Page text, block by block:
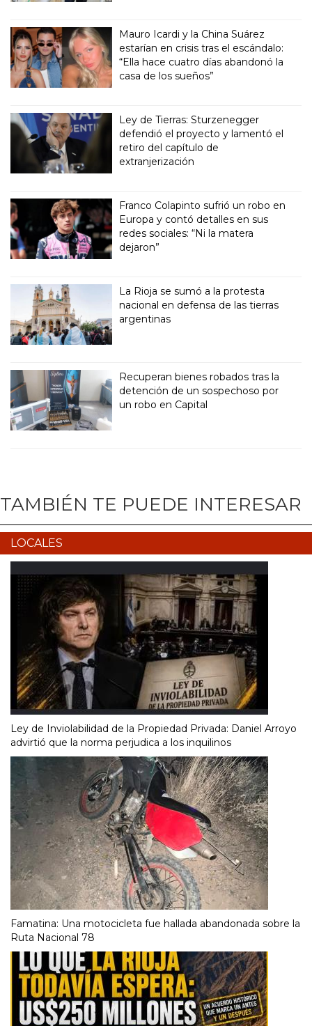
Mauro Icardi y la China Suárez
estarían en crisis tras el escándalo:
“Ella hace cuatro días abandonó la
casa de los sueños”
Ley de Tierras: Sturzenegger
defendió el proyecto y lamentó el
retiro del capítulo de
extranjerización
Franco Colapinto sufrió un robo en
Europa y contó detalles en sus
redes sociales: “Ni la matera
dejaron”
La Rioja se sumó a la protesta
nacional en defensa de las tierras
argentinas
Recuperan bienes robados tras la
detención de un sospechoso por
un robo en Capital
TAMBIÉN TE PUEDE INTERESAR
LOCALES
Ley de Inviolabilidad de la Propiedad Privada: Daniel Arroyo
advirtió que la norma perjudica a los inquilinos
Famatina: Una motocicleta fue hallada abandonada sobre la
Ruta Nacional 78